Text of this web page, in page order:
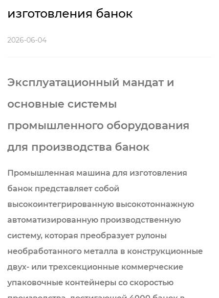
изготовления банок
2026-06-04
Эксплуатационный мандат и
основные системы
промышленного оборудования
для производства банок
Промышленная машина для изготовления
банок представляет собой
высокоинтегрированную высокотоннажную
автоматизированную производственную
систему, которая преобразует рулоны
необработанного металла в конструкционные
двух- или трехсекционные коммерческие
упаковочные контейнеры со скоростью